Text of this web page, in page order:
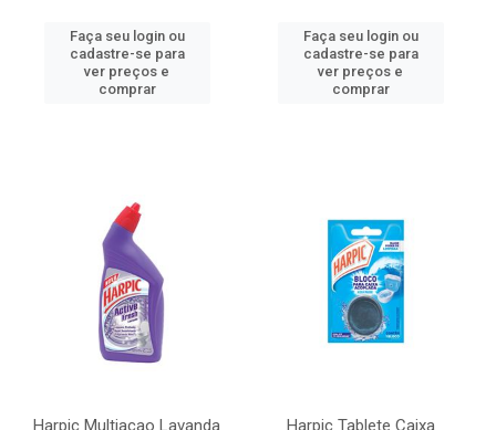
Faça seu login ou
cadastre-se para
ver preços e
comprar
Faça seu login ou
cadastre-se para
ver preços e
comprar
Harpic Multiacao Lavanda
Harpic Tablete Caixa